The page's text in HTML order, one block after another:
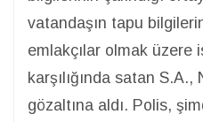
vatandaşın tapu
emlakçılar olmak üzere
karşılığında satan
gözaltına aldı. Polis,